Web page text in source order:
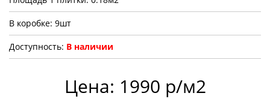
В коробке: 9шт
Доступность: В наличии
Цена: 1990 р/м2